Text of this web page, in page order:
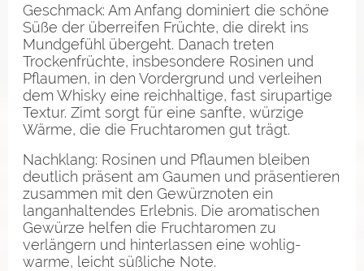
Geschmack: Am Anfang dominiert die schöne
Süße der überreifen Früchte, die direkt ins
Mundgefühl übergeht. Danach treten
Trockenfrüchte, insbesondere Rosinen und
Pflaumen, in den Vordergrund und verleihen
dem Whisky eine reichhaltige, fast sirupartige
Textur. Zimt sorgt für eine sanfte, würzige
Wärme, die die Fruchtaromen gut trägt.
Nachklang: Rosinen und Pflaumen bleiben
deutlich präsent am Gaumen und präsentieren
zusammen mit den Gewürznoten ein
langanhaltendes Erlebnis. Die aromatischen
Gewürze helfen die Fruchtaromen zu
verlängern und hinterlassen eine wohlig-
warme, leicht süßliche Note.